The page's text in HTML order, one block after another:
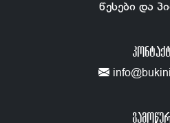
წესები და